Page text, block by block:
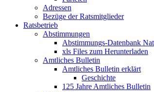
Adressen
Bezüge der Ratsmitglieder
Ratsbetrieb
Abstimmungen
Abstimmungs-Datenbank
xls Files zum Herunterladen
Amtliches Bulletin
Amtliches Bulletin erklärt
Geschichte
125 Jahre Amtliches Bulletin